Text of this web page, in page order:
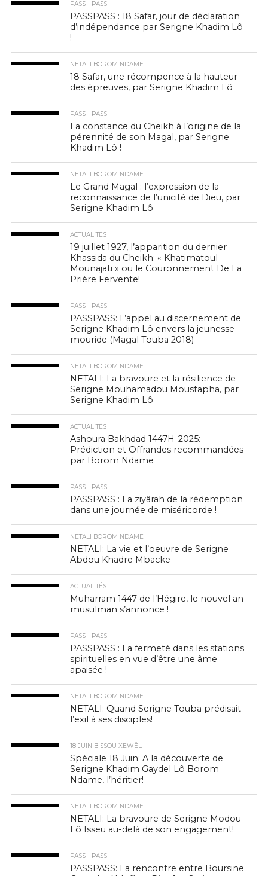
PASS - PASS
PASSPASS : 18 Safar, jour de déclaration
d’indépendance par Serigne Khadim Lô
!
NETALI BOROM NDAME
18 Safar, une récompence à la hauteur
des épreuves, par Serigne Khadim Lô
PASS - PASS
La constance du Cheikh à l’origine de la
pérennité de son Magal, par Serigne
Khadim Lô !
NETALI BOROM NDAME
Le Grand Magal : l’expression de la
reconnaissance de l’unicité de Dieu, par
Serigne Khadim Lô
ACTUALITÉS
19 juillet 1927, l’apparition du dernier
Khassida du Cheikh: « Khatimatoul
Mounajati » ou le Couronnement De La
Prière Fervente!
PASS - PASS
PASSPASS: L’appel au discernement de
Serigne Khadim Lô envers la jeunesse
mouride (Magal Touba 2018)
NETALI BOROM NDAME
NETALI: La bravoure et la résilience de
Serigne Mouhamadou Moustapha, par
Serigne Khadim Lô
ACTUALITÉS
Ashoura Bakhdad 1447H-2025:
Prédiction et Offrandes recommandées
par Borom Ndame
PASS - PASS
PASSPASS : La ziyârah de la rédemption
dans une journée de miséricorde !
NETALI BOROM NDAME
NETALI: La vie et l’oeuvre de Serigne
Abdou Khadre Mbacke
ACTUALITÉS
Muharram 1447 de l’Hégire, le nouvel an
musulman s’annonce !
PASS - PASS
PASSPASS : La fermeté dans les stations
spirituelles en vue d’être une âme
apaisée !
NETALI BOROM NDAME
NETALI: Quand Serigne Touba prédisait
l’exil à ses disciples!
18 JUIN BISSOU XEWËL
Spéciale 18 Juin: A la découverte de
Serigne Khadim Gaydel Lô Borom
Ndame, l’héritier!
NETALI BOROM NDAME
NETALI: La bravoure de Serigne Modou
Lô Isseu au-delà de son engagement!
PASS - PASS
PASSPASS: La rencontre entre Boursine